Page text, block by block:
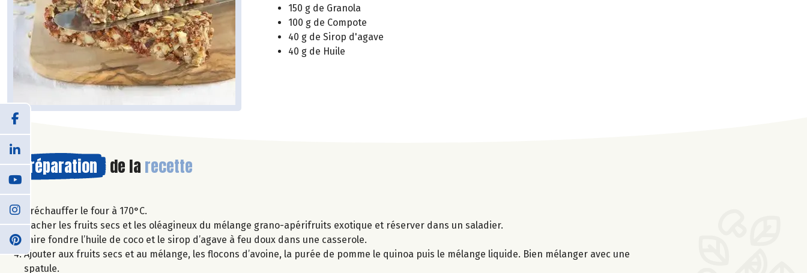
150 g de Granola
100 g de Compote
40 g de Sirop d'agave
40 g de Huile
Préparation de la recette
Préchauffer le four à 170°C.
Hacher les fruits secs et les oléagineux du mélange grano-apérifruits exotique et réserver dans un saladier.
Faire fondre l’huile de coco et le sirop d’agave à feu doux dans une casserole.
Ajouter aux fruits secs et au mélange, les flocons d’avoine, la purée de pomme le quinoa puis le mélange liquide. Bien mélanger avec une
spatule.